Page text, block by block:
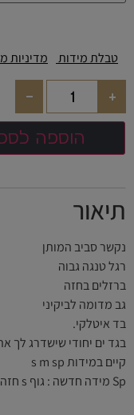
טבלת מידות מדיניות
+
-
הוספה
תיאור
נקשר סביב המותן
רגל טנגה גבוה
ברזלים בחזה
גב מדומה לביקיני
בד איטלקי.
בגד ים יחודי שישדרג לך
קיים במידות s m sp
Sp מידה חדשה : גוף s חזה L